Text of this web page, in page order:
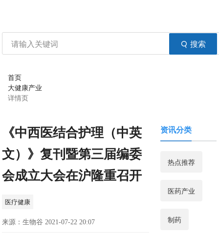
登录
注册 生物谷APP
搜索
首页
大健康产业
详情页
《中西医结合护理（中英
文）》复刊暨第三届编委
会成立大会在沪隆重召开
医疗健康
来源：生物谷 2021-07-22 20:07
资讯分类
热点推荐
医药产业
制药